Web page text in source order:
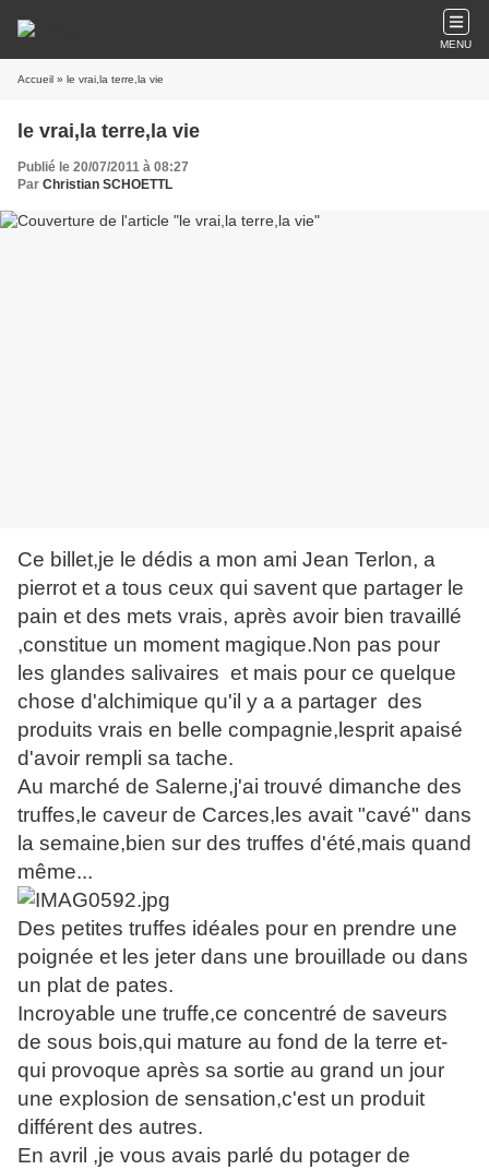
MENU
Accueil » le vrai,la terre,la vie
le vrai,la terre,la vie
Publié le 20/07/2011 à 08:27
Par Christian SCHOETTL
Ce billet,je le dédis a mon ami Jean Terlon, a
pierrot et a tous ceux qui savent que partager le
pain et des mets vrais, après avoir bien travaillé
,constitue un moment magique.Non pas pour
les glandes salivaires et mais pour ce quelque
chose d'alchimique qu'il y a a partager des
produits vrais en belle compagnie,lesprit apaisé
d'avoir rempli sa tache.
Au marché de Salerne,j'ai trouvé dimanche des
truffes,le caveur de Carces,les avait "cavé" dans
la semaine,bien sur des truffes d'été,mais quand
même...
Des petites truffes idéales pour en prendre une
poignée et les jeter dans une brouillade ou dans
un plat de pates.
Incroyable une truffe,ce concentré de saveurs
de sous bois,qui mature au fond de la terre et-
qui provoque après sa sortie au grand un jour
une explosion de sensation,c'est un produit
différent des autres.
En avril ,je vous avais parlé du potager de